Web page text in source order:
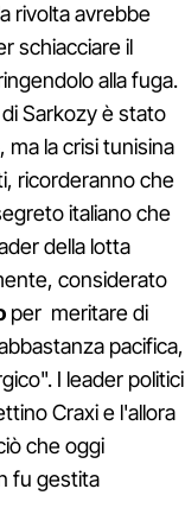
rivolta avrebbe
schiacciare il
alla fuga.
Sarkozy è stato
la crisi tunisina
ricorderanno che
italiano che
della lotta
considerato
per meritare di
pacifica,
I leader politici
Craxi e l'allora
che oggi
fu gestita